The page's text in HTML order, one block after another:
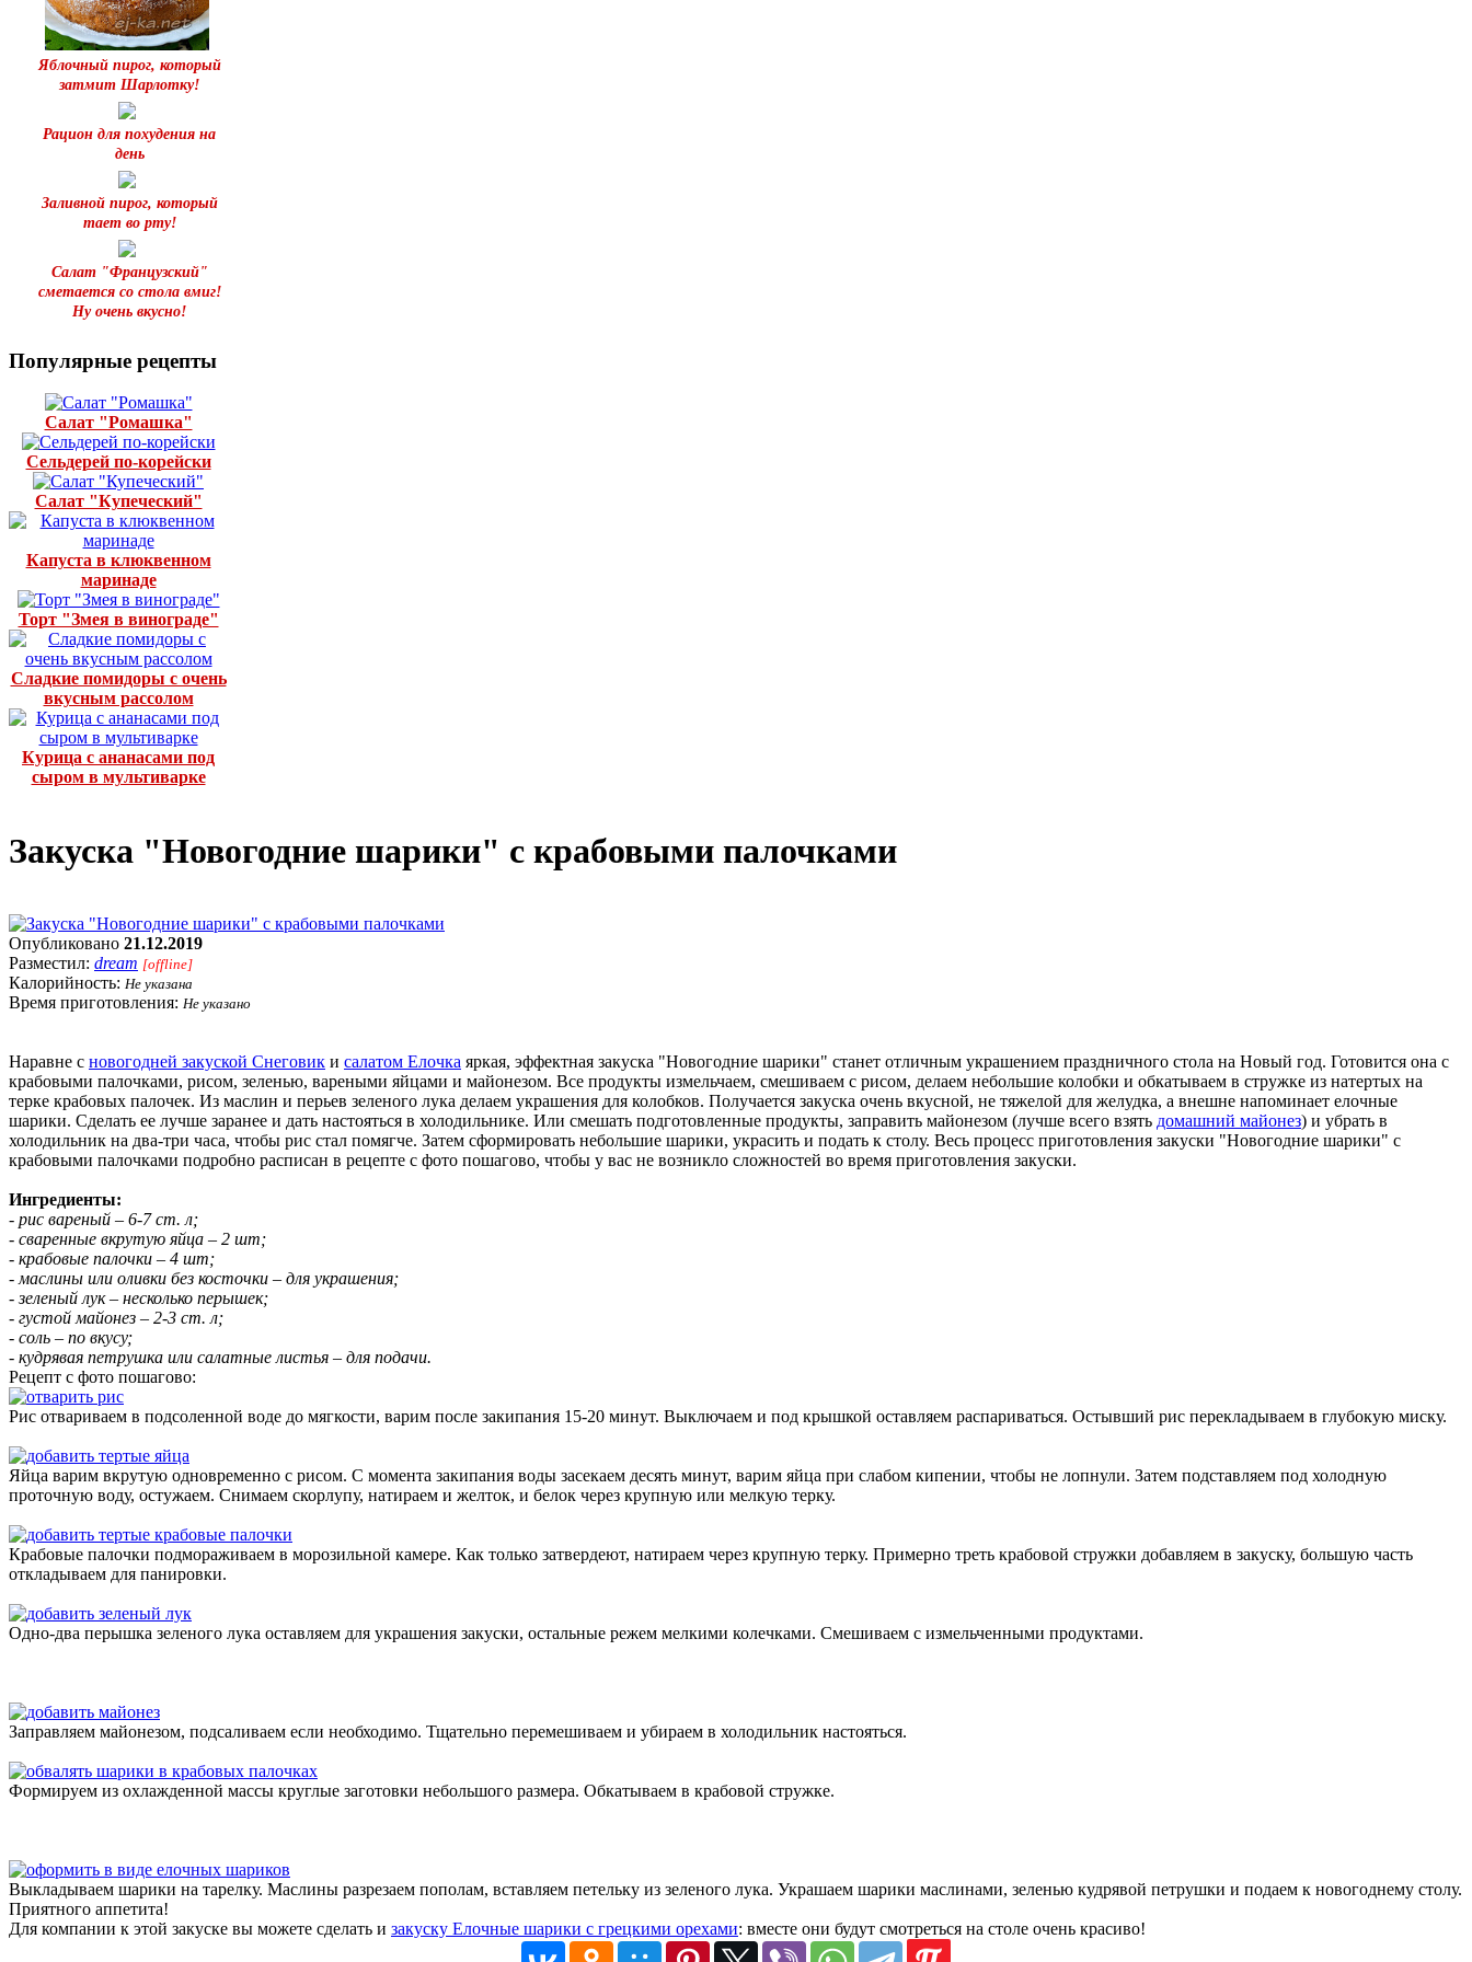
Яблочный пирог, который
затмит Шарлотку!
Рацион для похудения на
день
Заливной пирог, который
тает во рту!
Салат "Французский"
сметается со стола вмиг!
Ну очень вкусно!
Популярные рецепты
Салат "Ромашка"
Сельдерей по-корейски
Салат "Купеческий"
Капуста в клюквенном
маринаде
Торт "Змея в винограде"
Сладкие помидоры с очень
вкусным рассолом
Курица с ананасами под
сыром в мультиварке
Закуска "Новогодние шарики" с крабовыми палочками
Опубликовано 21.12.2019
Разместил: dream [offline]
Калорийность: Не указана
Время приготовления: Не указано
Наравне с новогодней закуской Снеговик и салатом Елочка яркая, эффектная закуска "Новогодние шарики" станет отличным украшением праздничного стола на Новый год. Готовится она с
крабовыми палочками, рисом, зеленью, вареными яйцами и майонезом. Все продукты измельчаем, смешиваем с рисом, делаем небольшие колобки и обкатываем в стружке из натертых на
терке крабовых палочек. Из маслин и перьев зеленого лука делаем украшения для колобков. Получается закуска очень вкусной, не тяжелой для желудка, а внешне напоминает елочные
шарики. Сделать ее лучше заранее и дать настояться в холодильнике. Или смешать подготовленные продукты, заправить майонезом (лучше всего взять домашний майонез) и убрать в
холодильник на два-три часа, чтобы рис стал помягче. Затем сформировать небольшие шарики, украсить и подать к столу. Весь процесс приготовления закуски "Новогодние шарики" с
крабовыми палочками подробно расписан в рецепте с фото пошагово, чтобы у вас не возникло сложностей во время приготовления закуски.
Ингредиенты:
- рис вареный – 6-7 ст. л;
- сваренные вкрутую яйца – 2 шт;
- крабовые палочки – 4 шт;
- маслины или оливки без косточки – для украшения;
- зеленый лук – несколько перышек;
- густой майонез – 2-3 ст. л;
- соль – по вкусу;
- кудрявая петрушка или салатные листья – для подачи.
Рецепт с фото пошагово:
Рис отвариваем в подсоленной воде до мягкости, варим после закипания 15-20 минут. Выключаем и под крышкой оставляем распариваться. Остывший рис перекладываем в глубокую миску.
Яйца варим вкрутую одновременно с рисом. С момента закипания воды засекаем десять минут, варим яйца при слабом кипении, чтобы не лопнули. Затем подставляем под холодную
проточную воду, остужаем. Снимаем скорлупу, натираем и желток, и белок через крупную или мелкую терку.
Крабовые палочки подмораживаем в морозильной камере. Как только затвердеют, натираем через крупную терку. Примерно треть крабовой стружки добавляем в закуску, большую часть
откладываем для панировки.
Одно-два перышка зеленого лука оставляем для украшения закуски, остальные режем мелкими колечками. Смешиваем с измельченными продуктами.
Заправляем майонезом, подсаливаем если необходимо. Тщательно перемешиваем и убираем в холодильник настояться.
Формируем из охлажденной массы круглые заготовки небольшого размера. Обкатываем в крабовой стружке.
Выкладываем шарики на тарелку. Маслины разрезаем пополам, вставляем петельку из зеленого лука. Украшаем шарики маслинами, зеленью кудрявой петрушки и подаем к новогоднему столу.
Приятного аппетита!
Для компании к этой закуске вы можете сделать и закуску Елочные шарики с грецкими орехами: вместе они будут смотреться на столе очень красиво!